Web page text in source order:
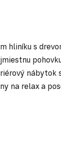
hliníku s
nábytok
na relax a